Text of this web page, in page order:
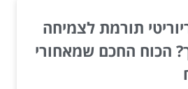
תורמת לצמיחה
הכוח החכם שמאחורי